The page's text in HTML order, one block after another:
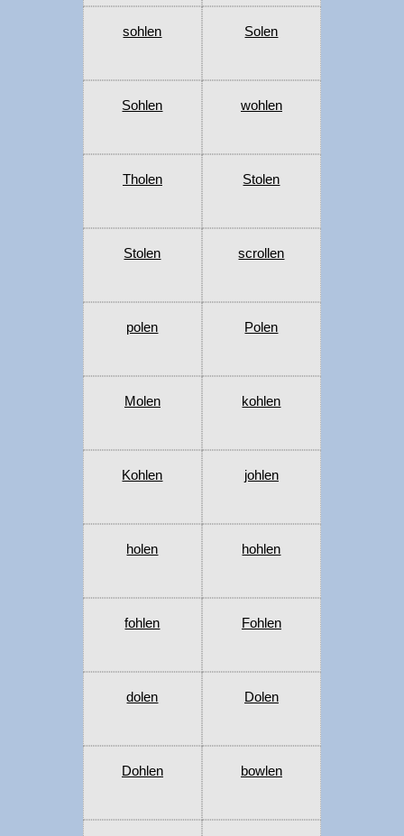
sohlen Solen
Sohlen wohlen
Tholen Stolen
Stolen scrollen
polen Polen
Molen kohlen
Kohlen johlen
holen hohlen
fohlen Fohlen
dolen Dolen
Dohlen bowlen